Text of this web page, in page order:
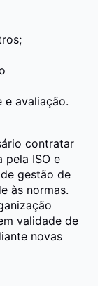
e avaliação.
contratar
ISO e
gestão de
às normas.
validade de
novas